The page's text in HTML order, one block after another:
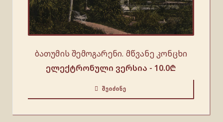
ბათუმის შემოგარენი. მწვანე კონცხი
ელექტრონული ვერსია - 10.0₾
ᲨᲔᲘᲫᲘᲜᲔ